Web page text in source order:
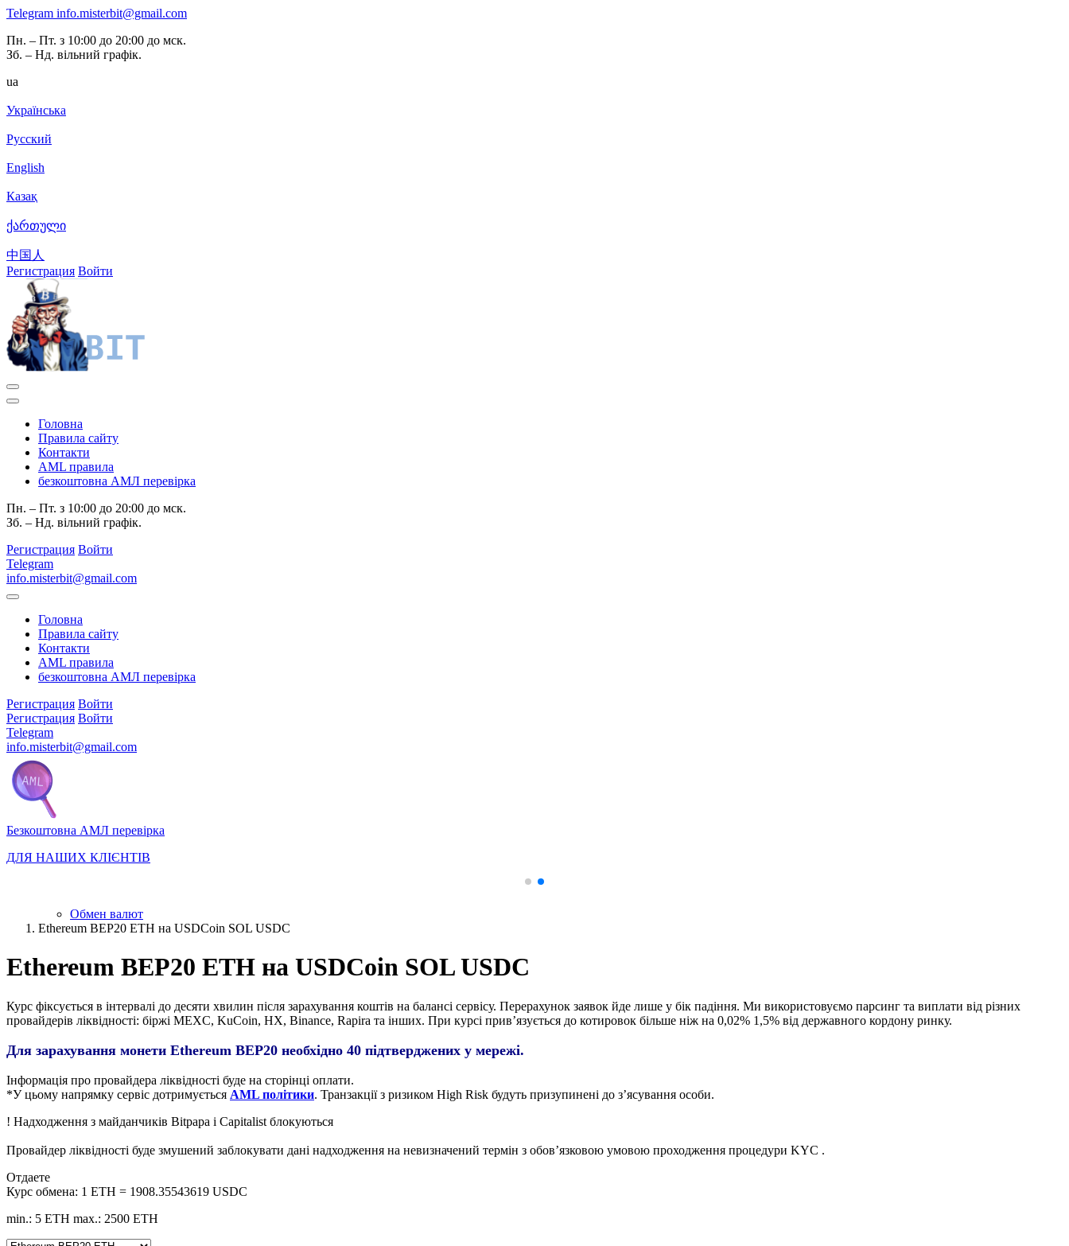
Telegram info.misterbit@gmail.com
Пн. – Пт. з 10:00 до 20:00 до мск.
Зб. – Нд. вільний графік.
ua
Українська
Русский
English
Казақ
ქართული
中国人
Регистрация Войти
Головна
Правила сайту
Контакти
AML правила
безкоштовна АМЛ перевірка
Пн. – Пт. з 10:00 до 20:00 до мск.
Зб. – Нд. вільний графік.
Регистрация Войти
Telegram
info.misterbit@gmail.com
Головна
Правила сайту
Контакти
AML правила
безкоштовна АМЛ перевірка
Регистрация Войти
Регистрация Войти
Telegram
info.misterbit@gmail.com
Безкоштовна АМЛ перевірка
ДЛЯ НАШИХ КЛІЄНТІВ
Обмен валют
Ethereum BEP20 ETH на USDCoin SOL USDC
Ethereum BEP20 ETH на USDCoin SOL USDC
Курс фіксується в інтервалі до десяти хвилин після зарахування коштів на балансі сервісу. Перерахунок заявок йде лише у бік падіння. Ми використовуємо парсинг та виплати від різних
провайдерів ліквідності: біржі MEXC, KuCoin, HX, Binance, Rapira та інших. При курсі прив’язується до котировок більше ніж на 0,02% 1,5% від державного кордону ринку.
Для зарахування монети Ethereum BEP20 необхідно 40 підтверджених у мережі.
Інформація про провайдера ліквідності буде на сторінці оплати.
*У цьому напрямку сервіс дотримується AML політики. Транзакції з ризиком High Risk будуть призупинені до з’ясування особи.
! Надходження з майданчиків Bitpapa і Capitalist блокуються
Провайдер ліквідності буде змушений заблокувати дані надходження на невизначений термін з обов’язковою умовою проходження процедури KYC .
Отдаете
Курс обмена: 1 ETH = 1908.35543619 USDC
min.: 5 ETH max.: 2500 ETH